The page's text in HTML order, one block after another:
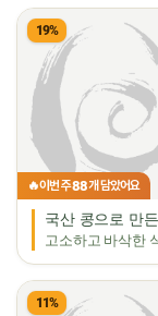
19%
🔥이번 주88개 담았어요
국산 콩으로 만
고소하고 바삭한
11%